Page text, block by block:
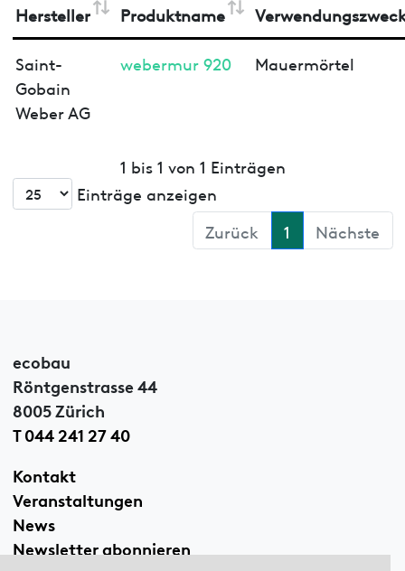
Hersteller Produktname
Saint-
Gobain
Weber AG
webermur 920 Mauermörtel
1 bis 1 von 1 Einträgen
Einträge anzeigen
Zurück
1 Nächste
ecobau
Röntgenstrasse 44
8005 Zürich
T 044 241 27 40
Kontakt
Veranstaltungen
News
Newsletter abonnieren